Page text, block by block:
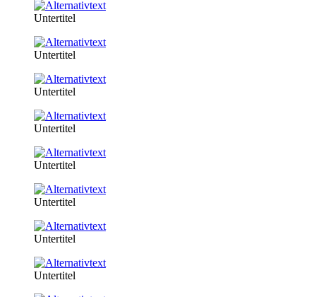
Untertitel
Untertitel
Untertitel
Untertitel
Untertitel
Untertitel
Untertitel
Untertitel